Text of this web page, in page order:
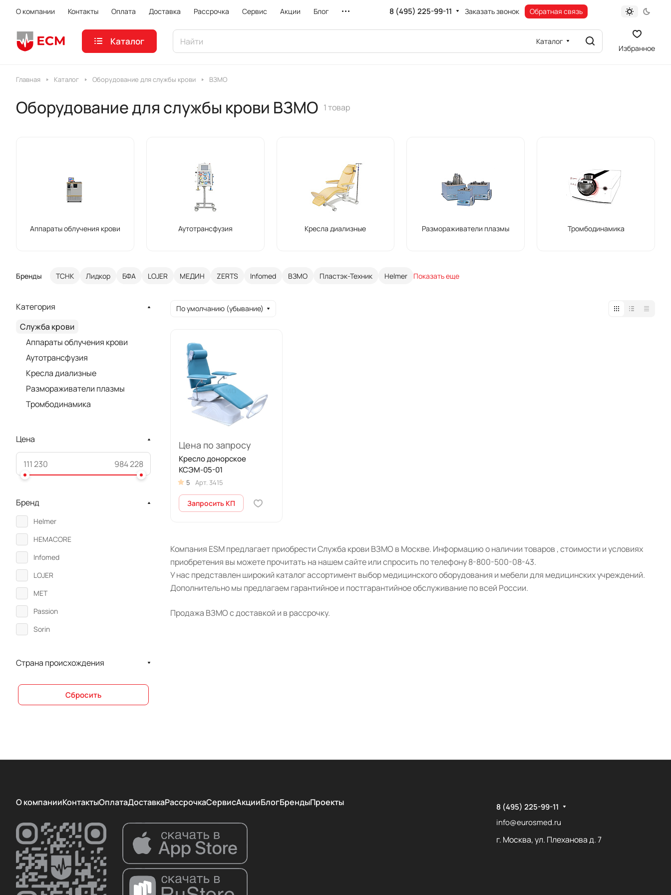
О компании Контакты Оплата Доставка Рассрочка Сервис Акции Блог 8 (495) 225-99-11 Заказать звонок Обратная связь
Каталог Каталог
Избранное
Главная Каталог Оборудование для службы крови ВЗМО
Оборудование для службы крови ВЗМО 1 товар
Аппараты облучения крови Аутотрансфузия Кресла диализные Размораживатели плазмы Тромбодинамика
Бренды ТСНК Лидкор БФА LOJER МЕДИН ZERTS Infomed ВЗМО Пластэк-Техник Helmer Показать еще
По умолчанию (убывание)
Цена по запросу
Кресло донорское
КСЭМ-05-01
5 Арт. 3415
Запросить КП
Компания ESM предлагает приобрести Служба крови ВЗМО в Москве. Информацию о наличии товаров , стоимости и условиях
приобретения вы можете прочитать на нашем сайте или спросить по телефону 8-800-500-08-43.
У нас представлен широкий каталог ассортимент выбор медицинского оборудования и мебели для медицинских учреждений.
Дополнительно мы предлагаем гарантийное и постгарантийное обслуживание по всей России.
Продажа ВЗМО с доставкой и в рассрочку.
Категория
Служба крови
Аппараты облучения крови
Аутотрансфузия
Кресла диализные
Размораживатели плазмы
Тромбодинамика
Цена
Бренд
Helmer
HEMACORE
Infomed
LOJER
MET
Passion
Sorin
ZERTS
БФА
Страна происхождения
Сбросить
О компанииКонтактыОплатаДоставкаРассрочкаСервисАкцииБлогБрендыПроекты
8 (495) 225-99-11
info@eurosmed.ru
г. Москва, ул. Плеханова д. 7